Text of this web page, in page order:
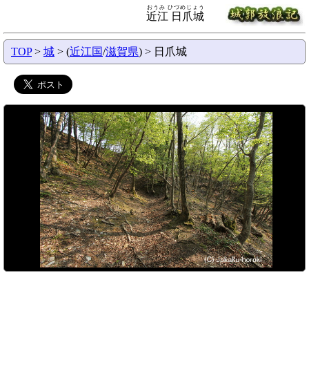
近江 日爪城
おうみ ひづめじょう
TOP> 城 > (近江国/滋賀県) > 日爪城